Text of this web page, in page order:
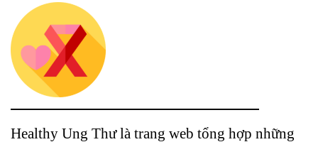
Healthy Ung Thư là trang web tổng hợp những